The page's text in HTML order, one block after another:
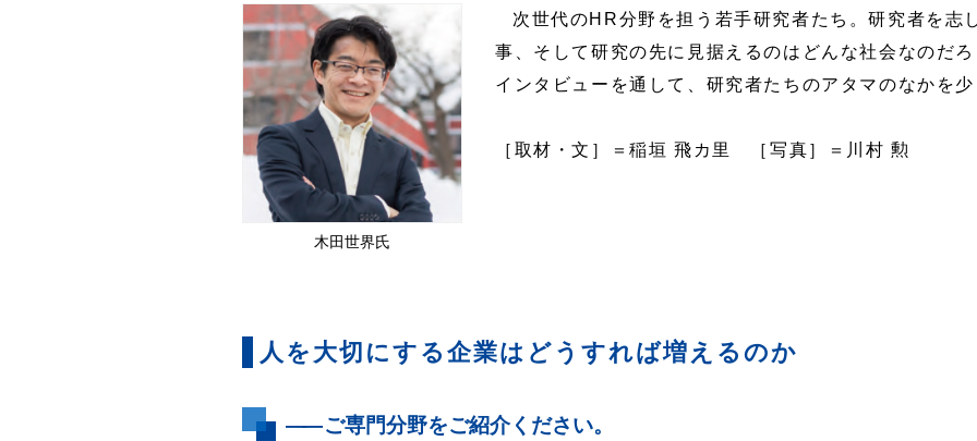
木田世界氏
次世代のHR分野を担う若手研究者たち。研究者を志
事、そして研究の先に見据えるのはどんな社会なのだ
インタビューを通して、研究者たちのアタマのなかを
［取材・文］＝稲垣 飛カ里 ［写真］＝川村 勲
人を大切にする企業はどうすれば増えるのか
――ご専門分野をご紹介ください。